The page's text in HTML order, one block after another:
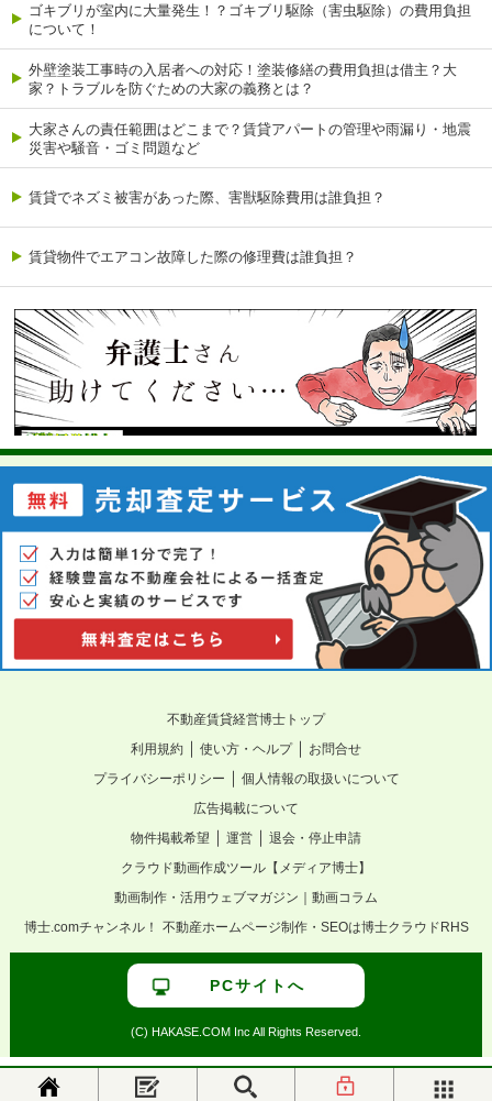
ゴキブリが室内に大量発生！？ゴキブリ駆除（害虫駆除）の費用負担
について！
外壁塗装工事時の入居者への対応！塗装修繕の費用負担は借主？大
家？トラブルを防ぐための大家の義務とは？
大家さんの責任範囲はどこまで？賃貸アパートの管理や雨漏り・地震
災害や騒音・ゴミ問題など
賃貸でネズミ被害があった際、害獣駆除費用は誰負担？
賃貸物件でエアコン故障した際の修理費は誰負担？
不動産賃貸経営博士トップ
利用規約 ｜ 使い方・ヘルプ｜ お問合せ
プライバシーポリシー ｜ 個人情報の取扱いについて
広告掲載について
物件掲載希望 ｜ 運営 ｜ 退会・停止申請
クラウド動画作成ツール【メディア博士】
動画制作・活用ウェブマガジン｜動画コラム
博士.comチャンネル！
不動産ホームページ制作・SEOは博士クラウドRHS
PCサイトへ
(C) HAKASE.COM Inc All Rights Reserved.